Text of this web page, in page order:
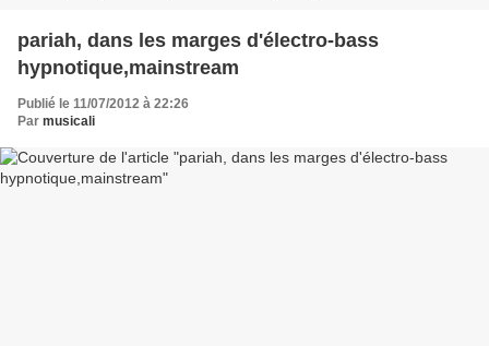
pariah, dans les marges d'électro-bass
hypnotique,mainstream
Publié le 11/07/2012 à 22:26
Par musicali